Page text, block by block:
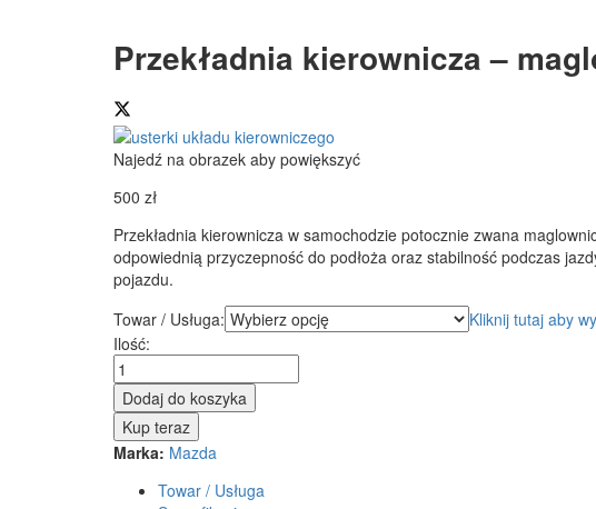
Przekładnia kierownicza –
Najedź na obrazek aby powiększyć
500 zł
Przekładnia kierownicza w samochodzie potocznie zwana
odpowiednią przyczepność do podłoża oraz stabilność podczas
pojazdu.
Towar / Usługa:
Kliknij tutaj aby
Przekładnia
kierownicza
-
maglownica
Mazda
2
Ilość:
Dodaj do koszyka
Kup teraz
Marka: Mazda
Towar / Usługa